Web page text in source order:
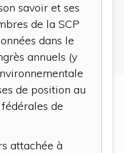
savoir et ses
de la SCP
dans le
annuels (y
de position au
de
attachée à